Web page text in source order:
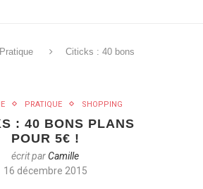
Pratique
Citicks : 40 bons
PRATIQUE SHOPPING
: 40 BONS PLANS
POUR 5€ !
écrit parCamille
16 décembre 2015